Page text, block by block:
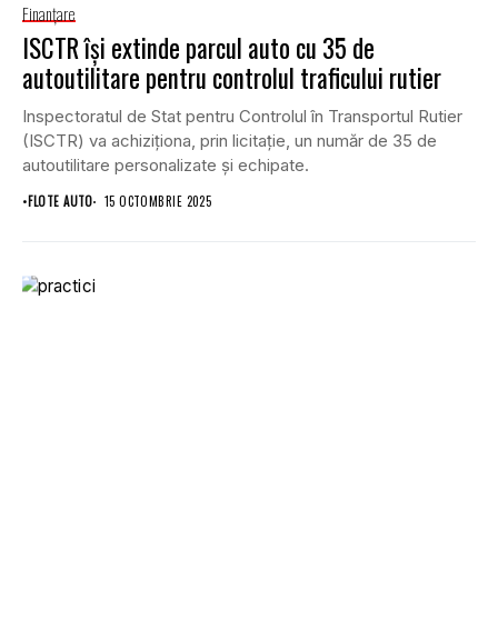
Finanţare
ISCTR își extinde parcul auto cu 35 de
autoutilitare pentru controlul traficului rutier
Inspectoratul de Stat pentru Controlul în Transportul Rutier
(ISCTR) va achiziționa, prin licitație, un număr de 35 de
autoutilitare personalizate și echipate.
•FLOTE AUTO 15 OCTOMBRIE 2025